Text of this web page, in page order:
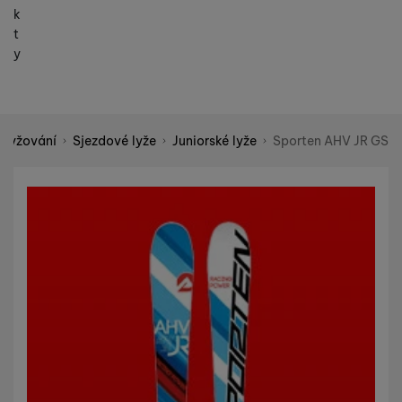
k
t
y
lyžování Sjezdové lyže Juniorské lyže Sporten AHV JR GS